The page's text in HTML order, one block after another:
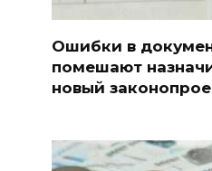
Ошибки в
помешают
новый